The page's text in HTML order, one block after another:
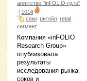
агентство "inFOLIO-rg.ru"
| 1014
соки ритейл retail
сегмент
Компания «inFOLIO
Research Group»
опубликовала
результаты
исследования рынка
соков и